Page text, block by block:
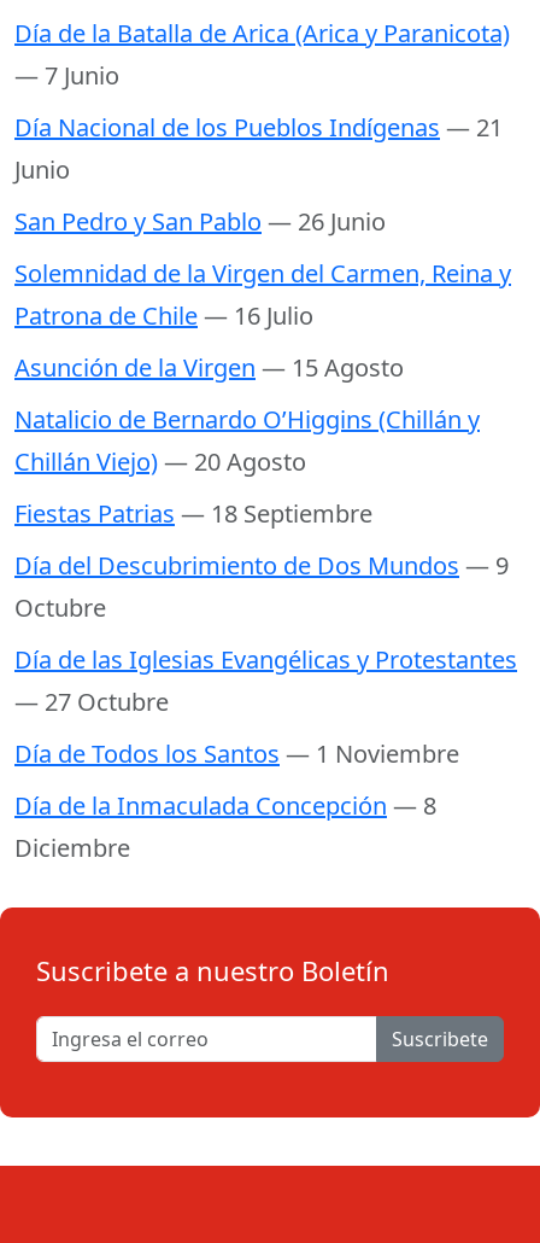
Día de la Batalla de Arica (Arica y Paranicota)
— 7 Junio
Día Nacional de los Pueblos Indígenas — 21
Junio
San Pedro y San Pablo — 26 Junio
Solemnidad de la Virgen del Carmen, Reina y
Patrona de Chile— 16 Julio
Asunción de la Virgen — 15 Agosto
Natalicio de Bernardo O’Higgins (Chillán y
Chillán Viejo)— 20 Agosto
Fiestas Patrias — 18 Septiembre
Día del Descubrimiento de Dos Mundos — 9
Octubre
Día de las Iglesias Evangélicas y Protestantes
— 27 Octubre
Día de Todos los Santos — 1 Noviembre
Día de la Inmaculada Concepción — 8
Diciembre
Suscribete a nuestro Boletín
Suscribete